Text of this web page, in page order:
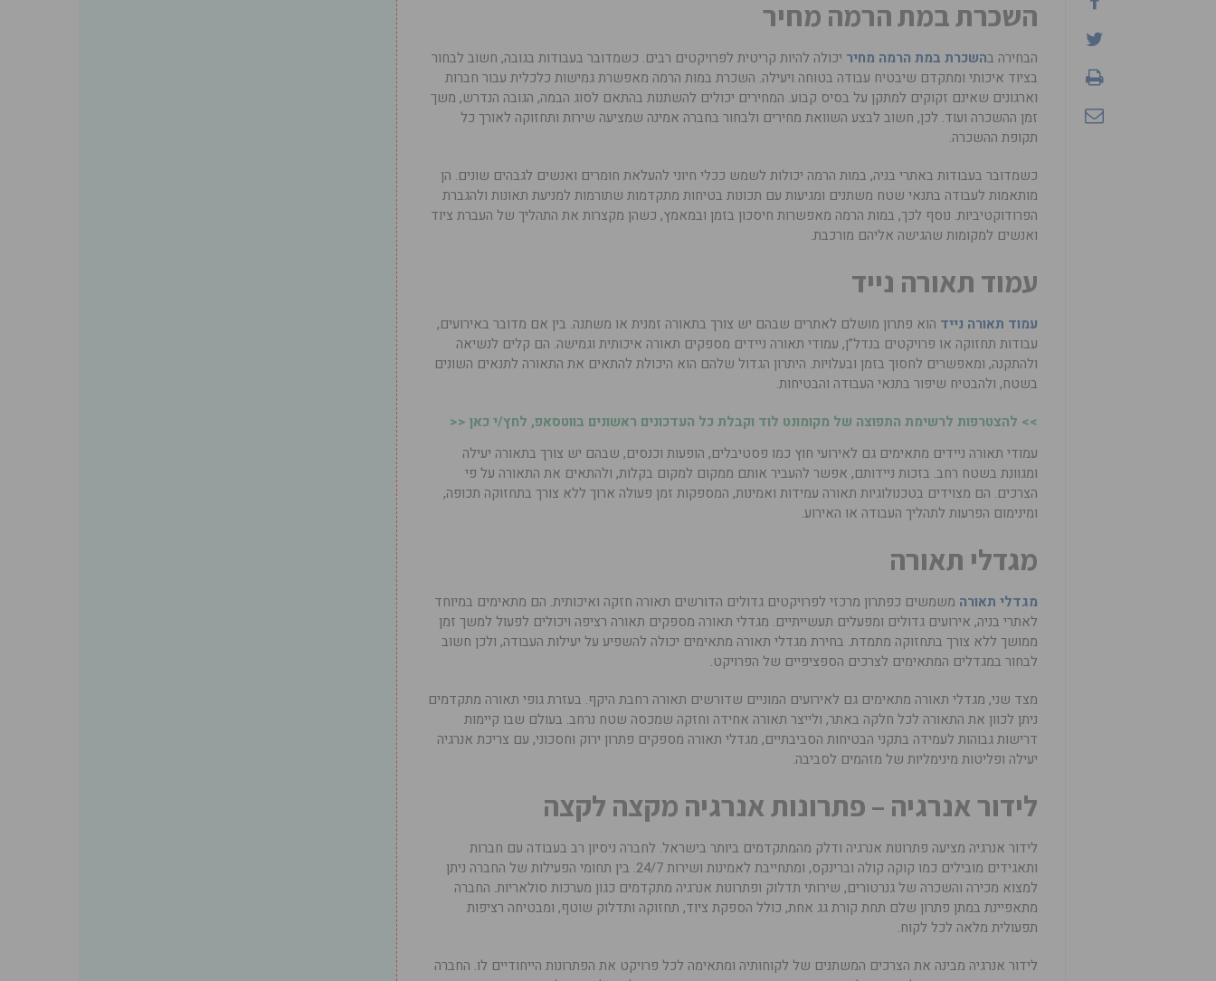
השכרת במת הרמה מחיר
הבחירה בהשכרת במת הרמה מחיר יכולה להיות קריטית לפרויקטים רבים. כשמדובר בעבודות בגובה, חשוב לבחור
בציוד איכותי ומתקדם שיבטיח עבודה בטוחה ויעילה. השכרת במות הרמה מאפשרת גמישות כלכלית עבור חברות
וארגונים שאינם זקוקים למתקן על בסיס קבוע. המחירים יכולים להשתנות בהתאם לסוג הבמה, הגובה הנדרש, משך
זמן ההשכרה ועוד. לכן, חשוב לבצע השוואת מחירים ולבחור בחברה אמינה שמציעה שירות ותחזוקה לאורך כל
תקופת ההשכרה.
כשמדובר בעבודות באתרי בניה, במות הרמה יכולות לשמש ככלי חיוני להעלאת חומרים ואנשים לגבהים שונים. הן
מותאמות לעבודה בתנאי שטח משתנים ומגיעות עם תכונות בטיחות מתקדמות שתורמות למניעת תאונות ולהגברת
הפרודוקטיביות. נוסף לכך, במות הרמה מאפשרות חיסכון בזמן ובמאמץ, כשהן מקצרות את התהליך של העברת ציוד
ואנשים למקומות שהגישה אליהם מורכבת.
עמוד תאורה נייד
עמוד תאורה נייד הוא פתרון מושלם לאתרים שבהם יש צורך בתאורה זמנית או משתנה. בין אם מדובר באירועים,
עבודות תחזוקה או פרויקטים בנדל”ן, עמודי תאורה ניידים מספקים תאורה איכותית וגמישה. הם קלים לנשיאה
ולהתקנה, ומאפשרים לחסוך בזמן ובעלויות. היתרון הגדול שלהם הוא היכולת להתאים את התאורה לתנאים השונים
בשטח, ולהבטיח שיפור בתנאי העבודה והבטיחות.
>> להצטרפות לרשימת התפוצה של מקומונט לוד וקבלת כל העדכונים ראשונים בווטסאפ, לחץ/י כאן <<
עמודי תאורה ניידים מתאימים גם לאירועי חוץ כמו פסטיבלים, הופעות וכנסים, שבהם יש צורך בתאורה יעילה
ומגוונת בשטח רחב. בזכות ניידותם, אפשר להעביר אותם ממקום למקום בקלות, ולהתאים את התאורה על פי
הצרכים. הם מצוידים בטכנולוגיות תאורה עמידות ואמינות, המספקות זמן פעולה ארוך ללא צורך בתחזוקה תכופה,
ומינימום הפרעות לתהליך העבודה או האירוע.
מגדלי תאורה
מגדלי תאורה משמשים כפתרון מרכזי לפרויקטים גדולים הדורשים תאורה חזקה ואיכותית. הם מתאימים במיוחד
לאתרי בניה, אירועים גדולים ומפעלים תעשייתיים. מגדלי תאורה מספקים תאורה רציפה ויכולים לפעול למשך זמן
ממושך ללא צורך בתחזוקה מתמדת. בחירת מגדלי תאורה מתאימים יכולה להשפיע על יעילות העבודה, ולכן חשוב
לבחור במגדלים המתאימים לצרכים הספציפיים של הפרויקט.
מצד שני, מגדלי תאורה מתאימים גם לאירועים המוניים שדורשים תאורה רחבת היקף. בעזרת גופי תאורה מתקדמים
ניתן לכוון את התאורה לכל חלקה באתר, ולייצר תאורה אחידה וחזקה שמכסה שטח נרחב. בעולם שבו קיימות
דרישות גבוהות לעמידה בתקני הבטיחות הסביבתיים, מגדלי תאורה מספקים פתרון ירוק וחסכוני, עם צריכת אנרגיה
יעילה ופליטות מינימליות של מזהמים לסביבה.
לידור אנרגיה – פתרונות אנרגיה מקצה לקצה
לידור אנרגיה מציעה פתרונות אנרגיה ודלק מהמתקדמים ביותר בישראל. לחברה ניסיון רב בעבודה עם חברות
ותאגידים מובילים כמו קוקה קולה וברינקס, ומתחייבת לאמינות ושירות 24/7. בין תחומי הפעילות של החברה ניתן
למצוא מכירה והשכרה של גנרטורים, שירותי תדלוק ופתרונות אנרגיה מתקדמים כגון מערכות סולאריות. החברה
מתאפיינת במתן פתרון שלם תחת קורת גג אחת, כולל הספקת ציוד, תחזוקה ותדלוק שוטף, ומבטיחה רציפות
תפעולית מלאה לכל לקוח.
לידור אנרגיה מבינה את הצרכים המשתנים של לקוחותיה ומתאימה לכל פרויקט את הפתרונות הייחודיים לו. החברה